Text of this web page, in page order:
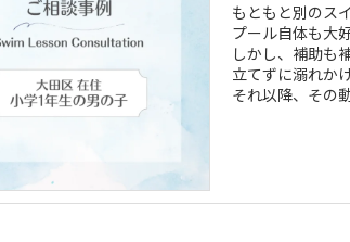
もともと別のス
プール自体も大好
しかし、補助も
立てずに溺れかけ
それ以降、その